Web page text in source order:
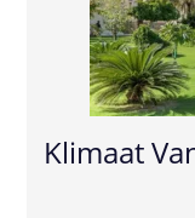
Klimaat